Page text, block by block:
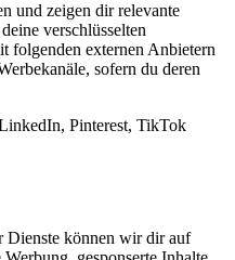
und zeigen dir relevante
verschlüsselten
folgenden externen Anbietern
sofern du deren
Pinterest, TikTok
Dienste können wir dir auf